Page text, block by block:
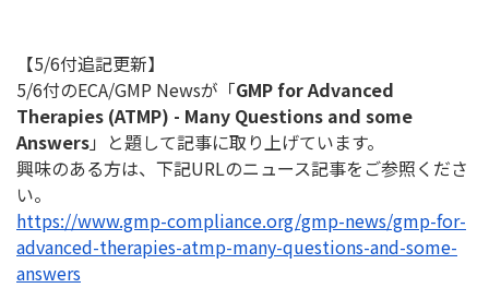
【5/6付追記更新】
5/6付のECA/GMP Newsが「GMP for Advanced
Therapies (ATMP) - Many Questions and some
Answers」と題して記事に取り上げています。
興味のある方は、下記URLのニュース記事をご参照くださ
い。
https://www.gmp-compliance.org/gmp-news/gmp-for-
advanced-therapies-atmp-many-questions-and-some-
answers